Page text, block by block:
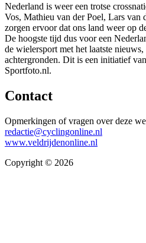
Nederland is weer een trotse
Vos, Mathieu van der Poel, Lars van
zorgen ervoor dat ons land weer op
De hoogste tijd dus voor een
de wielersport met het laatste
achtergronden. Dit is een initiatief
Sportfoto.nl.
Contact
Opmerkingen of vragen over deze
redactie@cyclingonline.nl
www.veldrijdenonline.nl
Copyright © 2026